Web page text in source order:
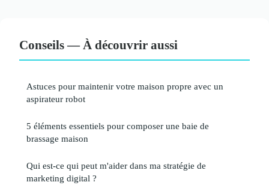
Conseils — À découvrir aussi
Astuces pour maintenir votre maison propre avec un
aspirateur robot
5 éléments essentiels pour composer une baie de
brassage maison
Qui est-ce qui peut m'aider dans ma stratégie de
marketing digital ?